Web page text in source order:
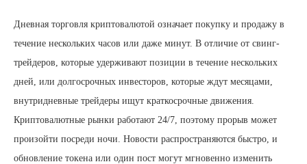
Дневная торговля криптовалютой означает покупку и продажу в
течение нескольких часов или даже минут. В отличие от свинг-
трейдеров, которые удерживают позиции в течение нескольких
дней, или долгосрочных инвесторов, которые ждут месяцами,
внутридневные трейдеры ищут краткосрочные движения.
Криптовалютные рынки работают 24/7, поэтому прорыв может
произойти посреди ночи. Новости распространяются быстро, и
обновление токена или один пост могут мгновенно изменить